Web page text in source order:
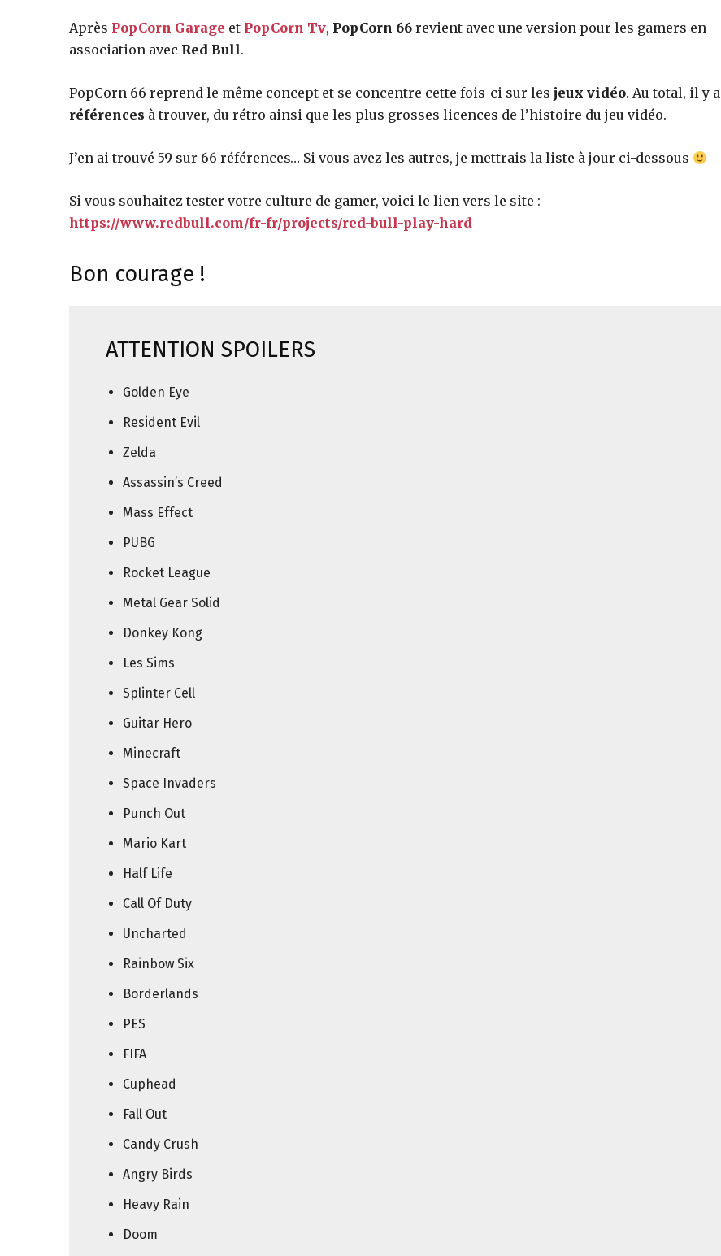
jeux
vidéo,
Après PopCorn Garage et PopCorn Tv, PopCorn 66 revient avec une version pour les gamers en
association avec Red Bull.
PopCorn 66 reprend le même concept et se concentre cette fois-ci sur les jeux vidéo. Au total, il y a
références à trouver, du rétro ainsi que les plus grosses licences de l’histoire du jeu vidéo.
J’en ai trouvé 59 sur 66 références… Si vous avez les autres, je mettrais la liste à jour ci-dessous
Si vous souhaitez tester votre culture de gamer, voici le lien vers le site :
https://www.redbull.com/fr-fr/projects/red-bull-play-hard
Bon courage !
ATTENTION SPOILERS
Golden Eye
Resident Evil
Zelda
Assassin’s Creed
Mass Effect
PUBG
Rocket League
Metal Gear Solid
Donkey Kong
Les Sims
Splinter Cell
Guitar Hero
Minecraft
Space Invaders
Punch Out
Mario Kart
Half Life
Call Of Duty
Uncharted
Rainbow Six
Borderlands
PES
FIFA
Cuphead
Fall Out
Candy Crush
Angry Birds
Heavy Rain
Doom